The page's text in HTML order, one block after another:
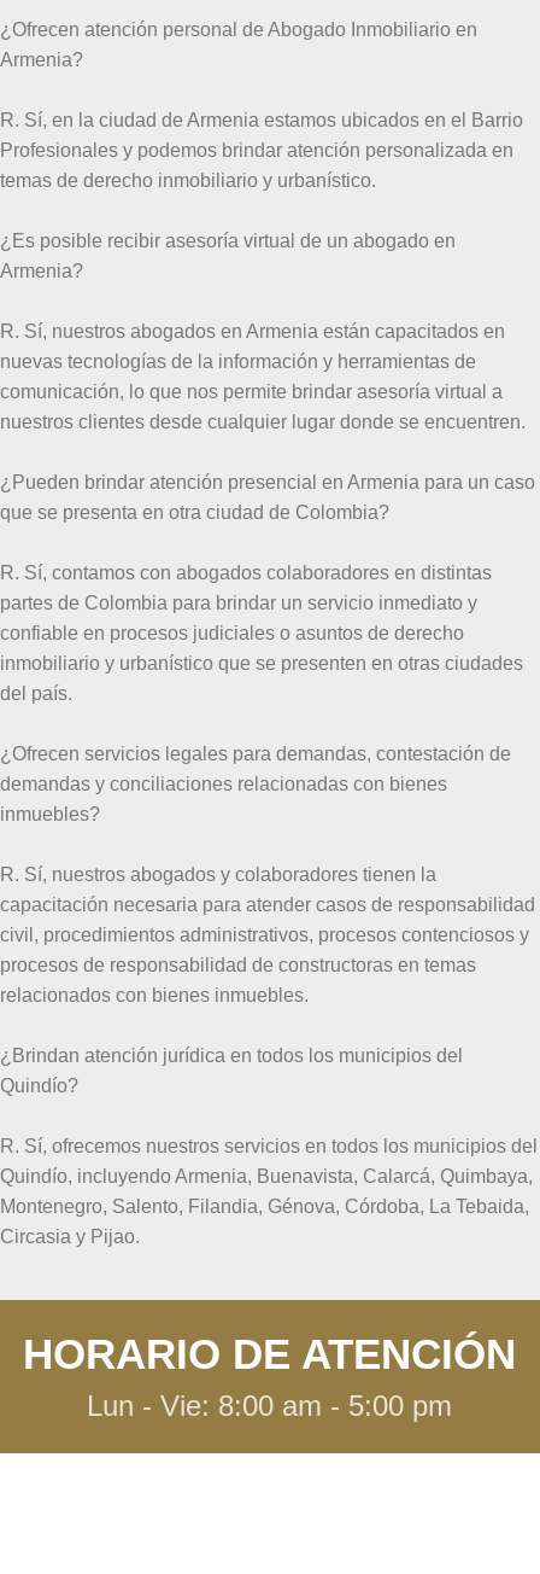
¿Ofrecen atención personal de Abogado Inmobiliario en
Armenia?
R. Sí, en la ciudad de Armenia estamos ubicados en el Barrio
Profesionales y podemos brindar atención personalizada en
temas de derecho inmobiliario y urbanístico.
¿Es posible recibir asesoría virtual de un abogado en
Armenia?
R. Sí, nuestros abogados en Armenia están capacitados en
nuevas tecnologías de la información y herramientas de
comunicación, lo que nos permite brindar asesoría virtual a
nuestros clientes desde cualquier lugar donde se encuentren.
¿Pueden brindar atención presencial en Armenia para un caso
que se presenta en otra ciudad de Colombia?
R. Sí, contamos con abogados colaboradores en distintas
partes de Colombia para brindar un servicio inmediato y
confiable en procesos judiciales o asuntos de derecho
inmobiliario y urbanístico que se presenten en otras ciudades
del país.
¿Ofrecen servicios legales para demandas, contestación de
demandas y conciliaciones relacionadas con bienes
inmuebles?
R. Sí, nuestros abogados y colaboradores tienen la
capacitación necesaria para atender casos de responsabilidad
civil, procedimientos administrativos, procesos contenciosos y
procesos de responsabilidad de constructoras en temas
relacionados con bienes inmuebles.
¿Brindan atención jurídica en todos los municipios del
Quindío?
R. Sí, ofrecemos nuestros servicios en todos los municipios del
Quindío, incluyendo Armenia, Buenavista, Calarcá, Quimbaya,
Montenegro, Salento, Filandia, Génova, Córdoba, La Tebaida,
Circasia y Pijao.
HORARIO DE ATENCIÓN
Lun - Vie: 8:00 am - 5:00 pm